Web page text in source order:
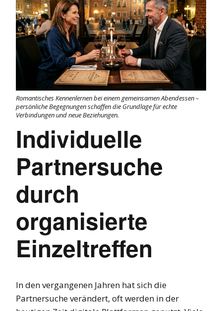
Romantisches Kennenlernen bei einem gemeinsamen Abendessen –
persönliche Begegnungen schaffen die Grundlage für echte
Verbindungen und neue Beziehungen.
Individuelle
Partnersuche
durch
organisierte
Einzeltreffen
In den vergangenen Jahren hat sich die
Partnersuche verändert, oft werden in der